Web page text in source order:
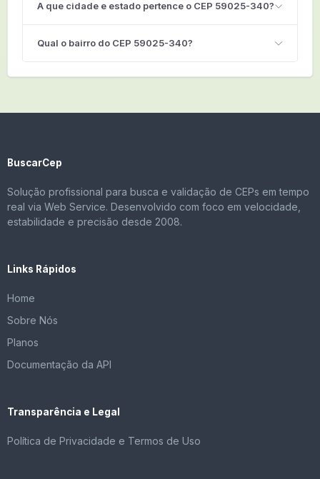
A que cidade e estado pertence o CEP 59025-340?
Qual o bairro do CEP 59025-340?
BuscarCep
Solução profissional para busca e validação de CEPs em tempo
real via Web Service. Desenvolvido com foco em velocidade,
estabilidade e precisão desde 2008.
Links Rápidos
Home
Sobre Nós
Planos
Documentação da API
Transparência e Legal
Política de Privacidade e Termos de Uso